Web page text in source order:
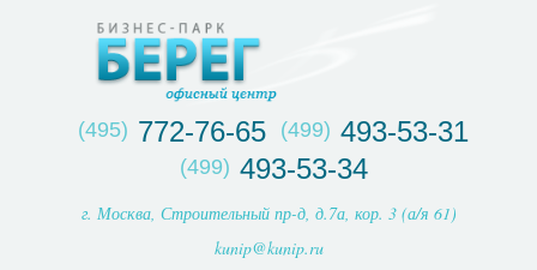
(495) 772-76-65 (499) 493-53-31
(499) 493-53-34
г. Москва, Строительный пр-д, д.7а, кор. 3 (а/я 61)
kunip@kunip.ru